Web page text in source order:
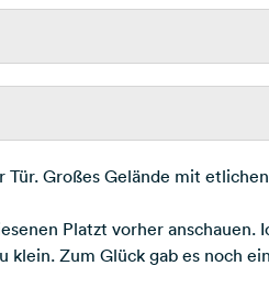
Großes Gelände mit
Platzt vorher anschauen.
klein. Zum Glück gab es noch